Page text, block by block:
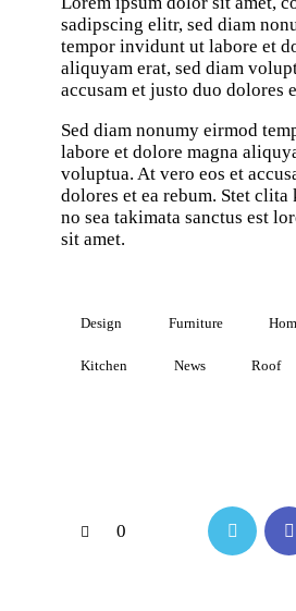
sadipscing elitr, sed diam
tempor invidunt ut labore et
aliquyam erat, sed diam
accusam et justo duo dolores
Sed diam nonumy eirmod
labore et dolore magna
voluptua. At vero eos et
dolores et ea rebum. Stet clita
no sea takimata sanctus est
sit amet.
Design Furniture
Kitchen News Roof
0